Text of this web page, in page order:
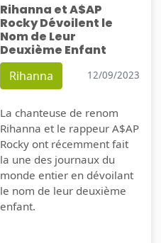
Rihanna et A$AP
Rocky Dévoilent le
Nom de Leur
Deuxième Enfant
Rihanna 12/09/2023
La chanteuse de renom
Rihanna et le rappeur A$AP
Rocky ont récemment fait
la une des journaux du
monde entier en dévoilant
le nom de leur deuxième
enfant.